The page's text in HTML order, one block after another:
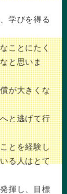
学びを得る
ことにたく
と思いま
が大きくな
と逃げて行
とを経験し
る人はとて
揮し、目標